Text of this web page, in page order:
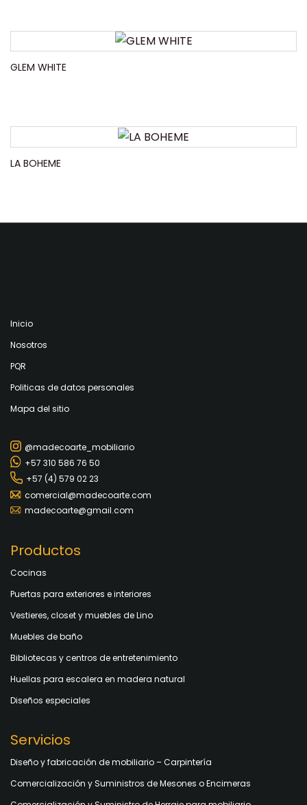
GLEM WHITE
LA BOHEME
Inicio
Nosotros
PQR
Politicas de datos personales
Mapa del sitio
@madecoarte_mobiliario
+57 310 586 76 50
+57 (4) 579 02 23
comercial@madecoarte.com
madecoarte@gmail.com
Productos
Cocinas
Puertas para exteriores e interiores
Vestieres, closet y muebles de Lino
Muebles de baño
Bibliotecas y centros de entretenimiento
Huellas para escalera en madera natural
Diseños especiales
Servicios
Diseño y fabricación de mobiliario – Carpintería
Comercialización y Suministros de Mesones o Encimeras